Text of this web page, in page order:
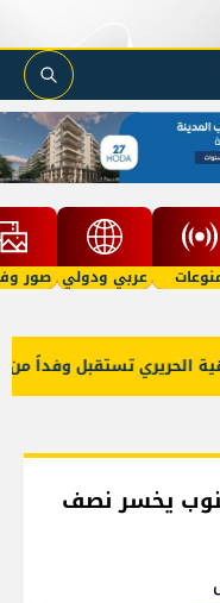
عربي ودولي صور
تستقبل وفداً من
يخسر نصف